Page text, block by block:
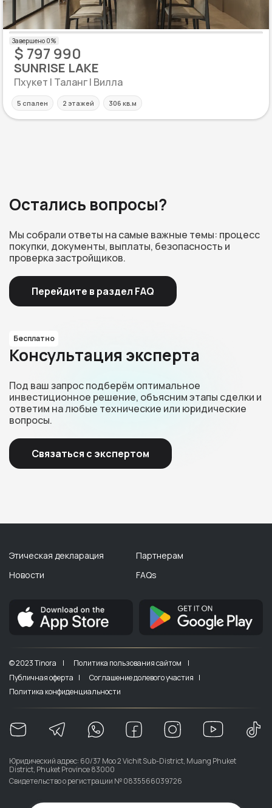
$ 797 990
SUNRISE LAKE
Пхукет | Таланг | Вилла
5 спален 2 этажей 306 кв.м
Остались вопросы?
Мы собрали ответы на самые важные темы: процесс
покупки, документы, выплаты, безопасность и
проверка застройщиков.
Перейдите в раздел FAQ
Бесплатно
Консультация эксперта
Под ваш запрос подберём оптимальное
инвестиционное решение, объясним этапы сделки и
ответим на любые технические или юридические
вопросы.
Связаться с экспертом
Этическая декларация
Новости
Партнерам
FAQs
© 2023 Tinora |
Политика пользования сайтом |
Публичная оферта |
Соглашение долевого участия |
Политика конфиденциальности
Юридический адрес: 60/37 Moo 2 Vichit Sub-District, Muang Phuket
District, Phuket Province 83000
Свидетельство о регистрации № 0835566039726